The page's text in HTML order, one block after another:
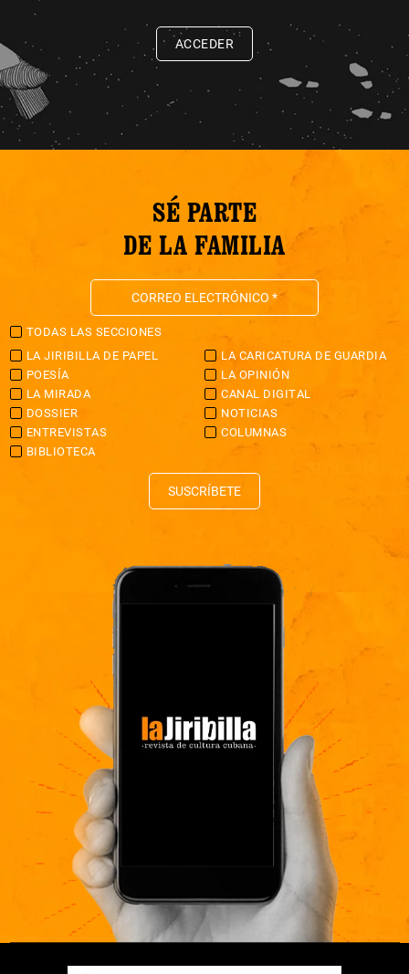
ACCEDER
SÉ PARTE
DE LA FAMILIA
TODAS LAS SECCIONES
LA JIRIBILLA DE PAPEL
LA CARICATURA DE GUARDIA
POESÍA
LA OPINIÓN
LA MIRADA
CANAL DIGITAL
DOSSIER
NOTICIAS
ENTREVISTAS
COLUMNAS
BIBLIOTECA
SUSCRÍBETE